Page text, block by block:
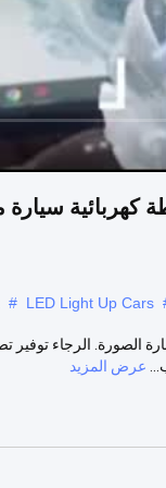
LED Light Up Cars
#
الرجاء توفير
عرض المزيد